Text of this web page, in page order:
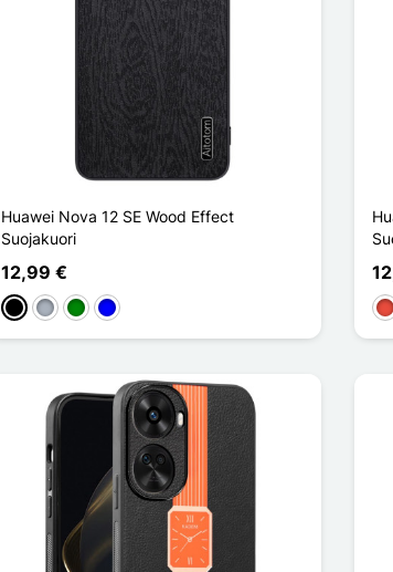
Huawei Nova 12 SE Wood Effect
Suojakuori
12,99 €
MustaHarmaaVihreäSininen